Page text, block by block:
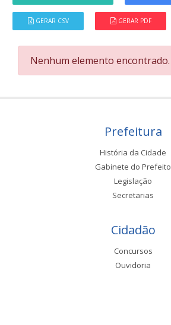
GERAR CSV GERAR PDF
Nenhum elemento encontrado.
Prefeitura
História da Cidade
Gabinete do Prefeito
Legislação
Secretarias
Cidadão
Concursos
Ouvidoria